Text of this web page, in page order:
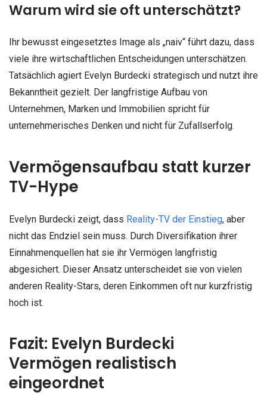
Warum wird sie oft unterschätzt?
Ihr bewusst eingesetztes Image als „naiv“ führt dazu, dass
viele ihre wirtschaftlichen Entscheidungen unterschätzen.
Tatsächlich agiert Evelyn Burdecki strategisch und nutzt ihre
Bekanntheit gezielt. Der langfristige Aufbau von
Unternehmen, Marken und Immobilien spricht für
unternehmerisches Denken und nicht für Zufallserfolg.
Vermögensaufbau statt kurzer
TV-Hype
Evelyn Burdecki zeigt, dass Reality-TV der Einstieg, aber
nicht das Endziel sein muss. Durch Diversifikation ihrer
Einnahmenquellen hat sie ihr Vermögen langfristig
abgesichert. Dieser Ansatz unterscheidet sie von vielen
anderen Reality-Stars, deren Einkommen oft nur kurzfristig
hoch ist.
Fazit: Evelyn Burdecki
Vermögen realistisch
eingeordnet